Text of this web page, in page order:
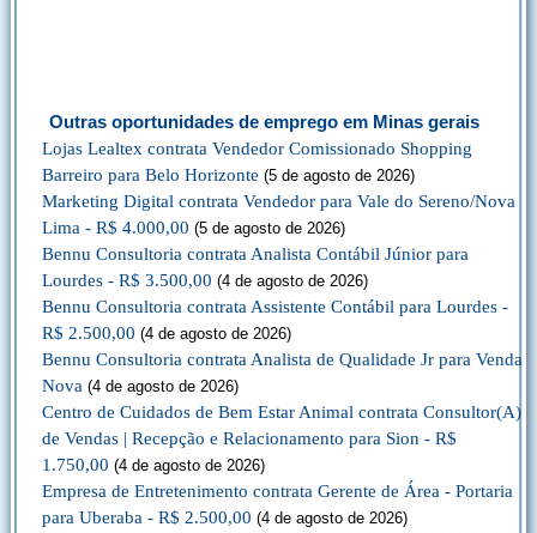
Outras oportunidades de emprego em Minas gerais
Lojas Lealtex contrata Vendedor Comissionado Shopping
Barreiro para Belo Horizonte (5 de agosto de 2026)
Marketing Digital contrata Vendedor para Vale do Sereno/Nova
Lima - R$ 4.000,00 (5 de agosto de 2026)
Bennu Consultoria contrata Analista Contábil Júnior para
Lourdes - R$ 3.500,00 (4 de agosto de 2026)
Bennu Consultoria contrata Assistente Contábil para Lourdes -
R$ 2.500,00 (4 de agosto de 2026)
Bennu Consultoria contrata Analista de Qualidade Jr para Venda
Nova (4 de agosto de 2026)
Centro de Cuidados de Bem Estar Animal contrata Consultor(A)
de Vendas | Recepção e Relacionamento para Sion - R$
1.750,00 (4 de agosto de 2026)
Empresa de Entretenimento contrata Gerente de Área - Portaria
para Uberaba - R$ 2.500,00 (4 de agosto de 2026)